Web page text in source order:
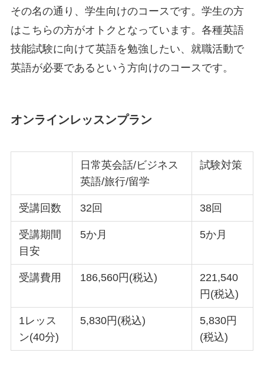
その名の通り、学生向けのコースです。学生の方
はこちらの方がオトクとなっています。各種英語
技能試験に向けて英語を勉強したい、就職活動で
英語が必要であるという方向けのコースです。
オンラインレッスンプラン
日常英会話/ビジネス
英語/旅行/留学
試験対策
受講回数 32回 38回
受講期間
目安
5か月 5か月
受講費用 186,560円(税込)
221,540
円(税込)
1レッス
ン(40分)
5,830円(税込)
5,830円
(税込)